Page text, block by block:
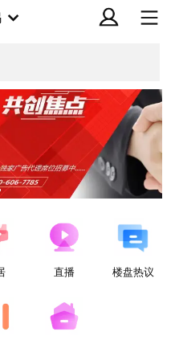
直播 楼盘热议